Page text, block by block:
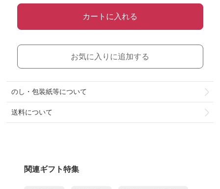
カートに入れる
お気に入りに追加する
のし・包装紙等について
送料について
関連ギフト特集